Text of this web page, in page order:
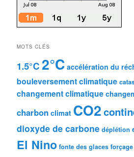
MOTS CLÉS
1.5°C2°C accélération du
bouleversement climatique
changement climatique
charbon climat CO2
dioxyde de carbone déplétion
El Nino fonte des glaces